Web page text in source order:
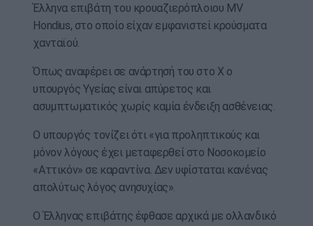
Έλληνα επιβάτη του κρουαζιερόπλοιου MV
Hondius, στο οποίο είχαν εμφανιστεί κρούσματα
χανταϊού.
Όπως αναφέρει σε ανάρτησή του στο Χ ο
υπουργός Υγείας είναι απύρετος και
ασυμπτωματικός χωρίς καμία ένδειξη ασθένειας.
Ο υπουργός τονίζει ότι «για προληπτικούς και
μόνον λόγους έχει μεταφερθεί στο Νοσοκομείο
«Αττικόν» σε καραντίνα. Δεν υφίσταται κανένας
απολύτως λόγος ανησυχίας».
Ο Έλληνας επιβάτης έφθασε αρχικά με ολλανδικό